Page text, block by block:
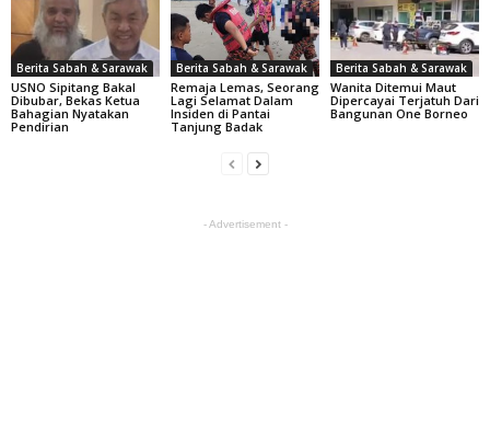
Berita Sabah & Sarawak
USNO Sipitang Bakal
Dibubar, Bekas Ketua
Bahagian Nyatakan
Pendirian
Berita Sabah & Sarawak
Remaja Lemas, Seorang
Lagi Selamat Dalam
Insiden di Pantai
Tanjung Badak
Berita Sabah & Sarawak
Wanita Ditemui Maut
Dipercayai Terjatuh Dari
Bangunan One Borneo
- Advertisement -